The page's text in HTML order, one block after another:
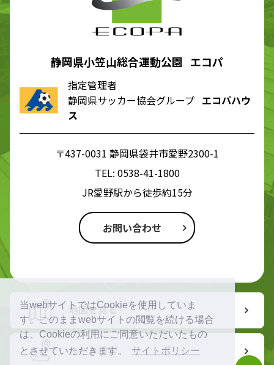
当webサイトではCookieを使用していま
す。このままwebサイトの閲覧を続ける場合
は、Cookieの利用にご同意いただいたもの
とさせていただきます。
サイトポリシー
静岡県小笠山総合運動公園 エコパ
指定管理者
静岡県サッカー協会グループ エコパハウ
ス
〒437-0031 静岡県袋井市愛野2300-1
TEL: 0538-41-1800
JR愛野駅から徒歩約15分
お問い合わせ
地図を見る
ルート検索